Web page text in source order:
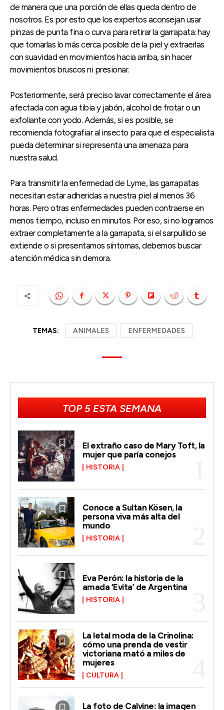
de manera que una porción de ellas queda dentro de
nosotros. Es por esto que los expertos aconsejan usar
pinzas de punta fina o curva para retirar la garrapata: hay
que tomarlas lo más cerca posible de la piel y extraerlas
con suavidad en movimientos hacia arriba, sin hacer
movimientos bruscos ni presionar.
Posteriormente, será preciso lavar correctamente el área
afectada con agua tibia y jabón, alcohol de frotar o un
exfoliante con yodo. Además, si es posible, se
recomienda fotografiar al insecto para que el especialista
pueda determinar si representa una amenaza para
nuestra salud.
Para transmitir la enfermedad de Lyme, las garrapatas
necesitan estar adheridas a nuestra piel al menos 36
horas. Pero otras enfermedades pueden contraerse en
menos tiempo, incluso en minutos. Por eso, si no logramos
extraer completamente a la garrapata, si el sarpullido se
extiende o si presentamos síntomas, debemos buscar
atención médica sin demora.
TEMAS: ANIMALES ENFERMEDADES
TOP 5 ESTA SEMANA
El extraño caso de Mary Toft, la
mujer que paría conejos
HISTORIA
Conoce a Sultan Kösen, la
persona viva más alta del
mundo
HISTORIA
Eva Perón: la historia de la
amada ‘Evita’ de Argentina
HISTORIA
La letal moda de la Crinolina:
cómo una prenda de vestir
victoriana mató a miles de
mujeres
CULTURA
La foto de Calvine: la imagen